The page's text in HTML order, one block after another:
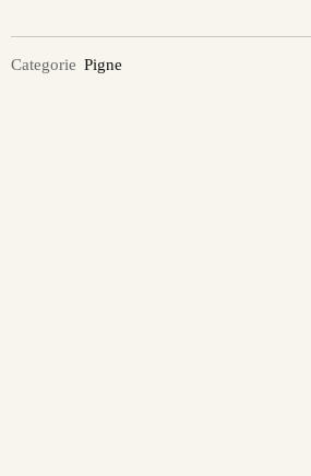
Categorie Pigne